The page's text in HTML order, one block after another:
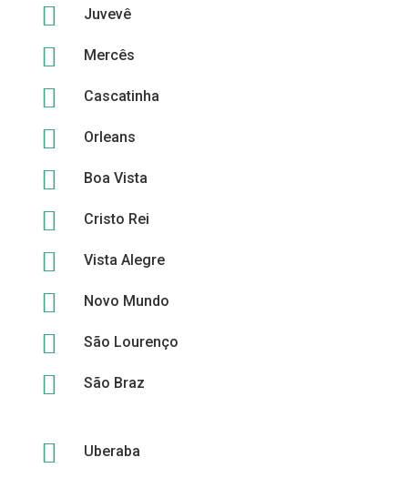
 Juvevê
 Mercês
 Cascatinha
 Orleans
 Boa Vista
 Cristo Rei
 Vista Alegre
 Novo Mundo
 São Lourenço
 São Braz
 Uberaba